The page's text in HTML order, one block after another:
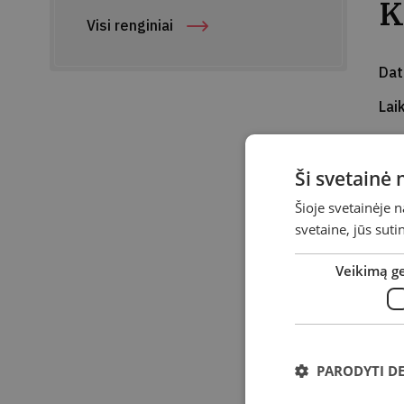
Visi renginiai
–
Ši svetainė
Šioje svetainėje
svetaine, jūs
Veikimą
PARODYTI